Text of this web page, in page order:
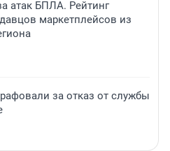
атак БПЛА. Рейтинг
маркетплейсов из
за отказ от службы